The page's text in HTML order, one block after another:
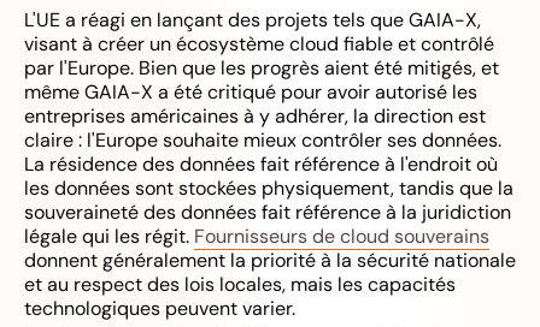
L'UE a réagi en lançant des projets tels que GAIA-X,
visant à créer un écosystème cloud fiable et contrôlé
par l'Europe. Bien que les progrès aient été mitigés, et
même GAIA-X a été critiqué pour avoir autorisé les
entreprises américaines à y adhérer, la direction est
claire : l'Europe souhaite mieux contrôler ses données.
La résidence des données fait référence à l'endroit où
les données sont stockées physiquement, tandis que la
souveraineté des données fait référence à la juridiction
légale qui les régit. Fournisseurs de cloud souverains
donnent généralement la priorité à la sécurité nationale
et au respect des lois locales, mais les capacités
technologiques peuvent varier.